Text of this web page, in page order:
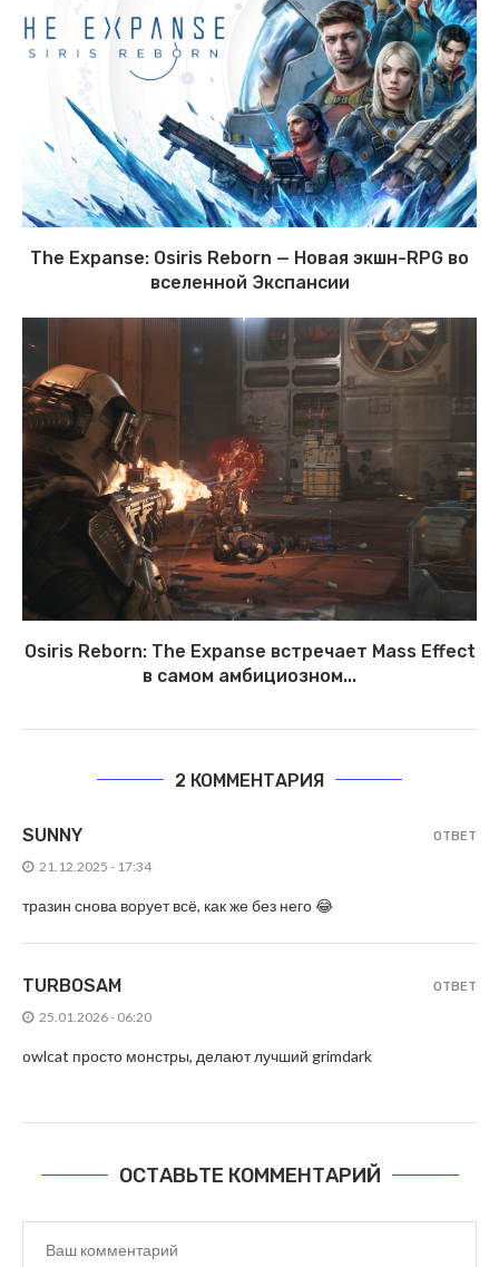
The Expanse: Osiris Reborn — Новая экшн-RPG во
вселенной Экспансии
Osiris Reborn: The Expanse встречает Mass Effect
в самом амбициозном...
2 КОММЕНТАРИЯ
SUNNY
21.12.2025 - 17:34
тразин снова ворует всё, как же без него 😂
ОТВЕТ
TURBOSAM
25.01.2026 - 06:20
owlcat просто монстры, делают лучший grimdark
ОТВЕТ
ОСТАВЬТЕ КОММЕНТАРИЙ